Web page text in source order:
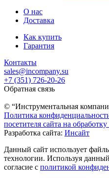
О нас
Доставка
Как купить
Гарантия
Контакты
sales@incompany.su
+7 (351) 726-20-26
Обратная связь
© “Инструментальная
Политика
посетителя сайта на
Разработка сайта: Инсайт
Данный сайт использует
технологии. Используя
согласие с политикой